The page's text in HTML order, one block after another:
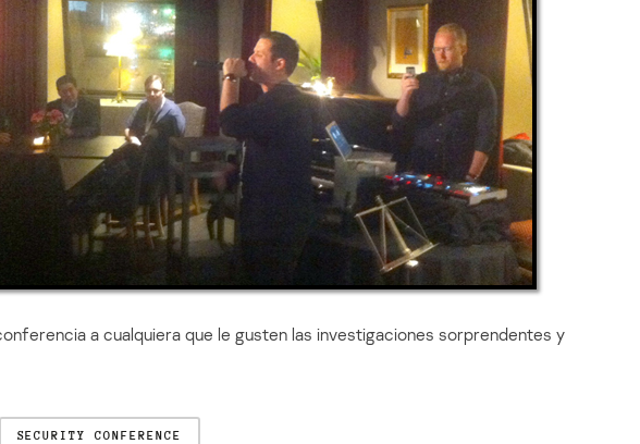
a cualquiera que le gusten las investigaciones sorprendentes y
SECURITY CONFERENCE